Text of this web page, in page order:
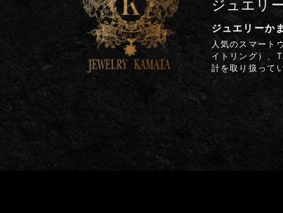
ジュエリ
ジュエリーか
人気のスマート
イトリング）、
計を取り扱って